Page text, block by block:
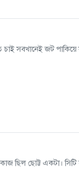
চাই সবখানেই জট
ছিল ছোট্ট একটা। সিটি